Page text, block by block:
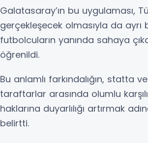
Galatasaray’ın bu uygulaması,
gerçekleşecek olmasıyla da ayrı
futbolcuların yanında sahaya
öğrenildi.
Bu anlamlı farkındalığın, statta
taraftarlar arasında olumlu
haklarına duyarlılığı artırmak
belirtti.